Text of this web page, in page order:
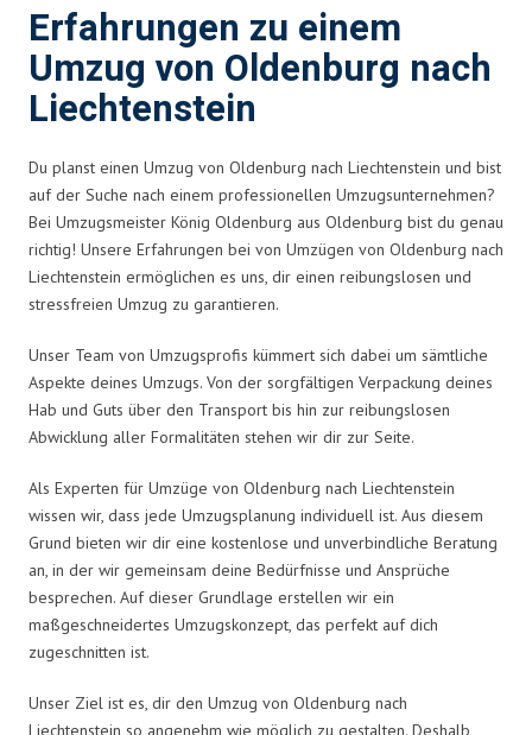
Erfahrungen zu einem
Umzug von Oldenburg nach
Liechtenstein
Du planst einen Umzug von Oldenburg nach Liechtenstein und bist
auf der Suche nach einem professionellen Umzugsunternehmen?
Bei Umzugsmeister König Oldenburg aus Oldenburg bist du genau
richtig! Unsere Erfahrungen bei von Umzügen von Oldenburg nach
Liechtenstein ermöglichen es uns, dir einen reibungslosen und
stressfreien Umzug zu garantieren.
Unser Team von Umzugsprofis kümmert sich dabei um sämtliche
Aspekte deines Umzugs. Von der sorgfältigen Verpackung deines
Hab und Guts über den Transport bis hin zur reibungslosen
Abwicklung aller Formalitäten stehen wir dir zur Seite.
Als Experten für Umzüge von Oldenburg nach Liechtenstein
wissen wir, dass jede Umzugsplanung individuell ist. Aus diesem
Grund bieten wir dir eine kostenlose und unverbindliche Beratung
an, in der wir gemeinsam deine Bedürfnisse und Ansprüche
besprechen. Auf dieser Grundlage erstellen wir ein
maßgeschneidertes Umzugskonzept, das perfekt auf dich
zugeschnitten ist.
Unser Ziel ist es, dir den Umzug von Oldenburg nach
Liechtenstein so angenehm wie möglich zu gestalten. Deshalb